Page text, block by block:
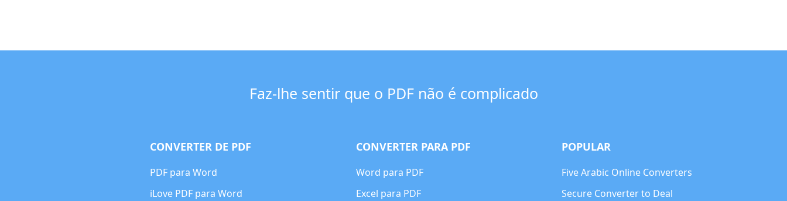
Faz-lhe sentir que o PDF não é complicado
CONVERTER DE PDF
PDF para Word
iLove PDF para Word
CONVERTER PARA PDF
Word para PDF
Excel para PDF
POPULAR
Five Arabic Online Converters
Secure Converter to Deal